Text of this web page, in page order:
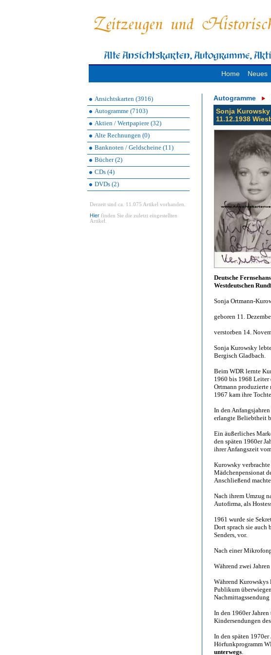
Home Neues
Ansichtskarten (3916)
Autogramme (7103)
Aktien / Wertpapiere (32)
Alte Rechnungen (0)
Banknoten / Geldscheine (11)
Bücher (2)
CDs (4)
DVDs (2)
Derzeit sind ca. 11.075 Artikel vorhanden.
Hier finden Sie die zuletzt eingestellten
Artikel.
Autogramme
Sonja
11.12.1938
Deutsche
Westdeutschen
Sonja Ortmann-
geboren 11.
verstorben 14.
Sonja Kurowsky
Bergisch Gladbach.
Beim WDR lernte
1960 bis 1968
Ortmann produzierte
1967 kam ihre
In den
erlangte Beliebtheit
Ein äußerliches
den späten 1960er
ihrer Anfangszeit
Kurowsky
Mädchenpensionat
Anschließend
Nach ihrem Umzug
Autofirma, als
1961 wurde sie
Dort sprach sie auch
Senders, vor.
Nach einer
Während zwei
Während
Publikum
In den 1960er
Kindersendungen
In den späten
Hörfunkprogramm
unterwegs.